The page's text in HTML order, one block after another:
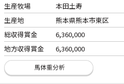
生産牧場
本田土寿
生産地
熊本県熊本市東区
総収得賞金
6,360,000
地方収得賞金
6,360,000